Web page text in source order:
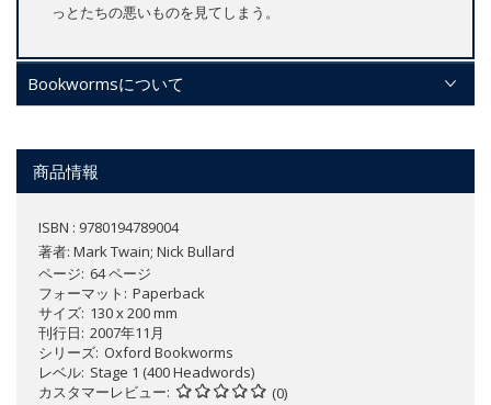
っとたちの悪いものを見てしまう。
Bookwormsについて
商品情報
ISBN : 9780194789004
著者: Mark Twain; Nick Bullard
ページ 64 ページ
フォーマット
Paperback
サイズ 130 x 200 mm
刊行日 2007年11月
シリーズ Oxford Bookworms
レベル Stage 1 (400 Headwords)
カスタマーレビュー
(0)